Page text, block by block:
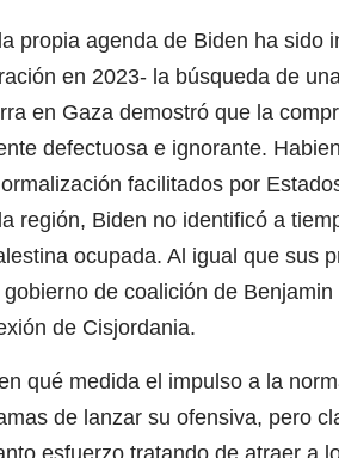
propia agenda de Biden ha sido
en 2023- la búsqueda de
en Gaza demostró que la
defectuosa e ignorante.
facilitados por
región, Biden no identificó a
ocupada. Al igual que sus
de coalición de
de Cisjordania.
qué medida el impulso a la
de lanzar su ofensiva, pero
esfuerzo tratando de atraer a